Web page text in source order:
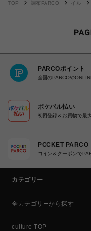
TOP 調布PARCO イル
PARCOポイント
全国のPARCOや
ポケパル払い
初回登録＆お買物で最
POCKET PARCO
コイン＆クーポンで
カテゴリー
全カテゴリーから探す
culture TOP